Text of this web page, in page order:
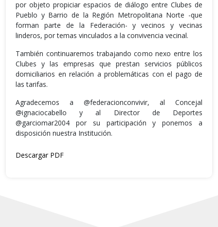
por objeto propiciar espacios de diálogo entre Clubes de
Pueblo y Barrio de la Región Metropolitana Norte -que
forman parte de la Federación- y vecinos y vecinas
linderos, por temas vinculados a la convivencia vecinal.
También continuaremos trabajando como nexo entre los
Clubes y las empresas que prestan servicios públicos
domiciliarios en relación a problemáticas con el pago de
las tarifas.
Agradecemos a @federacionconvivir, al Concejal
@ignaciocabello y al Director de Deportes
@garciomar2004 por su participación y ponemos a
disposición nuestra Institución.
Descargar PDF